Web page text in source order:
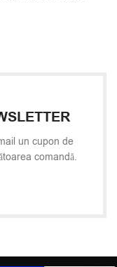
un cupon de
comandă.